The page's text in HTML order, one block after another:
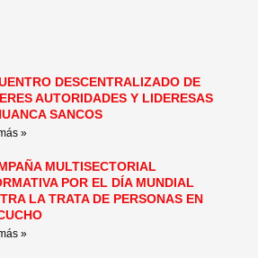
DESCENTRALIZADO DE
AUTORIDADES Y LIDERESAS
SANCOS
»
MULTISECTORIAL
POR EL DÍA MUNDIAL
LA TRATA DE PERSONAS EN
»